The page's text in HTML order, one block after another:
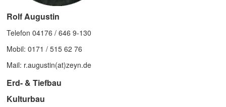
Rolf Augustin
Telefon 04176 / 646 9-130
Mobil: 0171 / 515 62 76
Mail: r.augustin(at)zeyn.de
Erd- & Tiefbau
Kulturbau